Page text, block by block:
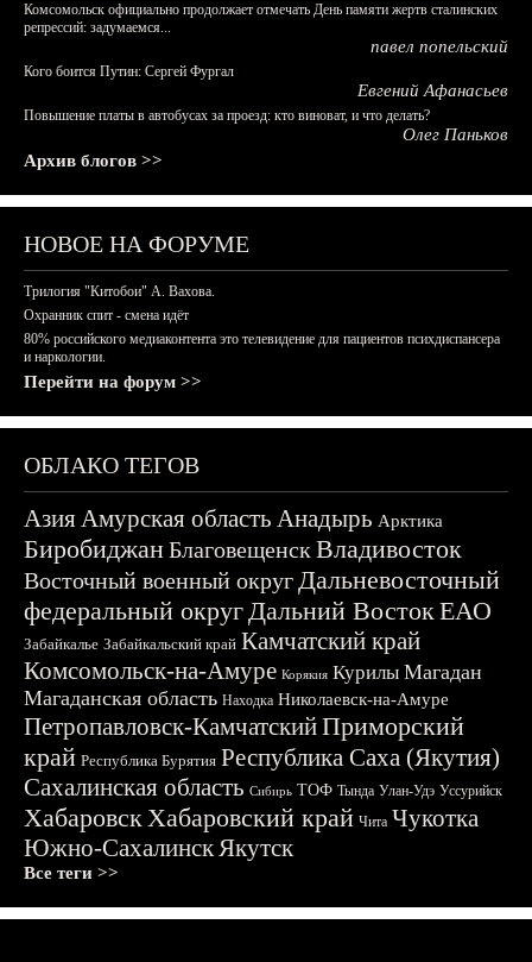
Комсомольск официально продолжает отмечать День памяти жертв сталинских
репрессий: задумаемся...
павел попельский
Кого боится Путин: Сергей Фургал
Евгений Афанасьев
Повышение платы в автобусах за проезд: кто виноват, и что делать?
Олег Паньков
Архив блогов >>
НОВОЕ НА ФОРУМЕ
Трилогия "Китобои" А. Вахова.
Охранник спит - смена идёт
80% российского медиаконтента это телевидение для пациентов психдиспансера
и наркологии.
Перейти на форум >>
ОБЛАКО ТЕГОВ
АзияАмурская область Анадырь Арктика
БиробиджанБлаговещенскВладивосток
Восточный военный округДальневосточный
федеральный округДальний ВостокЕАО
Забайкалье Забайкальский край Камчатский край
Комсомольск-на-Амуре Корякия Курилы Магадан
Магаданская область Находка Николаевск-на-Амуре
Петропавловск-КамчатскийПриморский
край Республика Бурятия Республика Саха (Якутия)
Сахалинская область Сибирь ТОФ Тында Улан-Удэ Уссурийск
ХабаровскХабаровский край Чита Чукотка
Южно-СахалинскЯкутск
Все теги >>